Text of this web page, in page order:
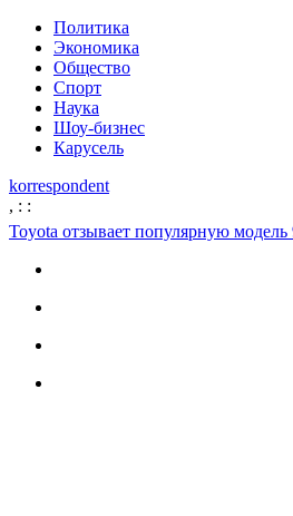
Политика
Экономика
Общество
Спорт
Наука
Шоу-бизнес
Карусель
korrespondent
, : :
Toyota отзывает популярную модель